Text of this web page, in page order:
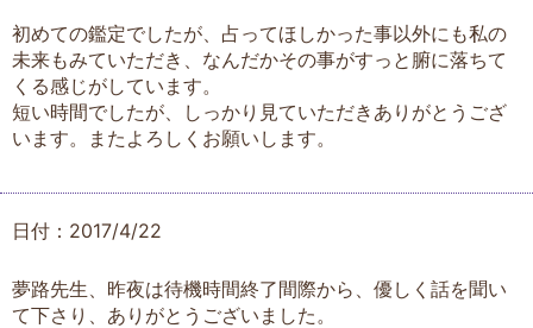
初めての鑑定でしたが、占ってほしかった事以外にも私の
未来もみていただき、なんだかその事がすっと腑に落ちて
くる感じがしています。
短い時間でしたが、しっかり見ていただきありがとうござ
います。またよろしくお願いします。
日付：2017/4/22
夢路先生、昨夜は待機時間終了間際から、優しく話を聞い
て下さり、ありがとうございました。